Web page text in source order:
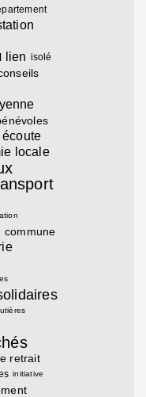
lien isolé
écoute
locale
commune
retrait
initiative